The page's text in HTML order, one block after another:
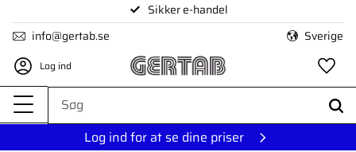
Menu
Sikker e-handel
info@gertab.se
Sverige
Log ind
Log ind for at se dine priser